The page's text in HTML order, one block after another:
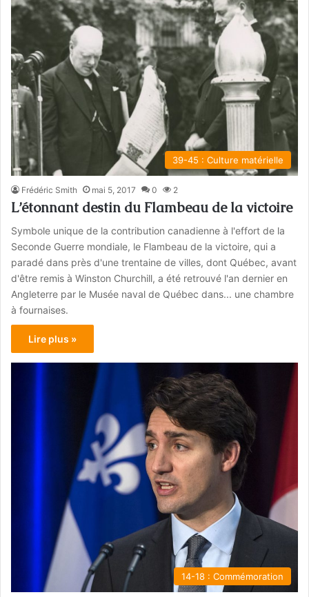
39-45 : Culture matérielle
Frédéric Smith mai 5, 2017 0 2
L’étonnant destin du Flambeau de la victoire
Symbole unique de la contribution canadienne à l'effort de la
Seconde Guerre mondiale, le Flambeau de la victoire, qui a
paradé dans près d'une trentaine de villes, dont Québec, avant
d'être remis à Winston Churchill, a été retrouvé l'an dernier en
Angleterre par le Musée naval de Québec dans... une chambre
à fournaises.
Lire plus »
14-18 : Commémoration